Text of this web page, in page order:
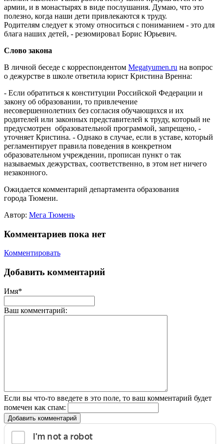
армии, и в монастырях в виде послушания. Думаю, что это
полезно, когда наши дети привлекаются к труду.
Родителям следует к этому относиться с пониманием - это для
блага наших детей, - резюмировал Борис Юрьевич.
Слово закона
В личной беседе с корреспондентом Megatyumen.ru на вопрос
о дежурстве в школе ответила юрист Кристина Вренна:
- Если обратиться к конституции Российской Федерации и
закону об образовании, то привлечение
несовершеннолетних без согласия обучающихся и их
родителей или законных представителей к труду, который не
предусмотрен образовательной программой, запрещено, -
уточняет Кристина. - Однако в случае, если в уставе, который
регламентирует правила поведения в конкретном
образовательном учреждении, прописан пункт о так
называемых дежурствах, соответственно, в этом нет ничего
незаконного.
Ожидается комментарий департамента образования
города Тюмени.
Автор: Мега Тюмень
Комментариев пока нет
Комментировать
Добавить комментарий
Имя*
Ваш комментарий:
Если вы что-то введете в это поле, то ваш комментарий будет
помечен как спам:
Добавить комментарий